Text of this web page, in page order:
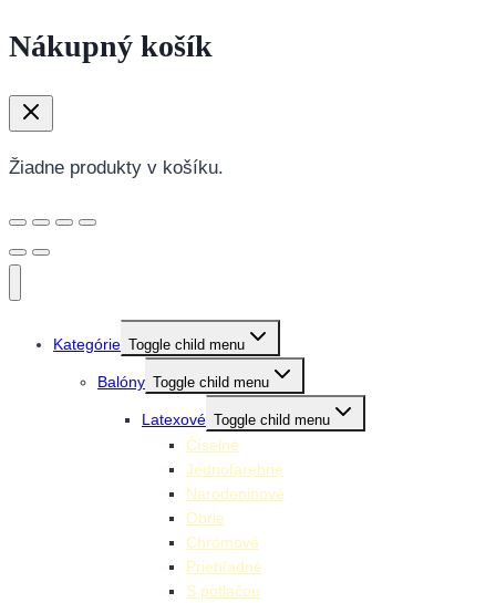
Nákupný košík
Žiadne produkty v košíku.
Kategórie Toggle child menu
Balóny Toggle child menu
Latexové Toggle child menu
Číselné
Jednofarebné
Narodeninové
Obrie
Chrómové
Priehľadné
S potlačou